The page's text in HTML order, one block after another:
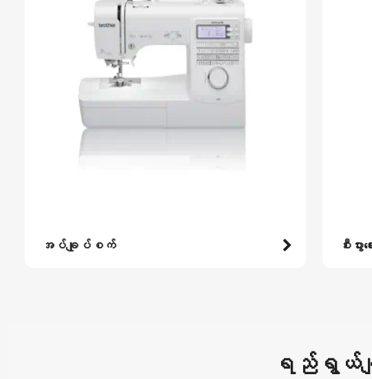
အပ်ချုပ်စက် စီးပွ
ရည်ရွယ်ချ